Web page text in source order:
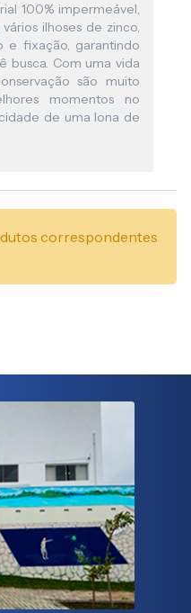
100% impermeável,
ilhoses de zinco,
e fixação, garantindo
busca. Com uma vida
são muito
momentos no
de uma lona de
correspondentes